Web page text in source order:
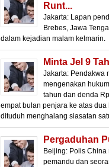
Runt...
Jakarta: Lapan
Brebes, Jawa
dalam kejadian malam kelmarin.
Minta Jel 9
Jakarta: Pendakwa
mengenakan
tahun dan denda
empat bulan penjara ke atas
dituduh menghalang siasatan
Pergaduhan
Beijing: Polis
pemandu dan